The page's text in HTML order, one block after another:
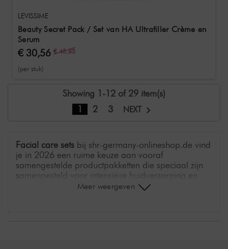
LEVISSIME
Beauty Secret Pack / Set van HA Ultrafiller Crème en
Serum
€ 30,56 € 45,85
(per stuk)
Showing 1-12 of 29 item(s)
1
2 3 NEXT
Facial care sets bij shr-germany-onlineshop.de vind
je in 2026 een ruime keuze aan vooraf
samengestelde productpakketten die speciaal zijn
samengesteld voor intensieve huidverzorging en
professionele cabinebehandelingen.
Meer weergeven